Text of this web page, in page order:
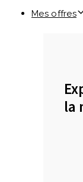
Mes offres
la